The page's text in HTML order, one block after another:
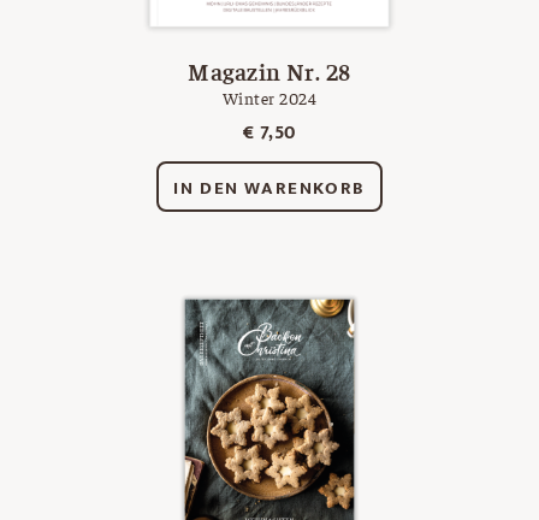
Magazin Nr. 28
Winter 2024
€7,50
IN DEN WARENKORB